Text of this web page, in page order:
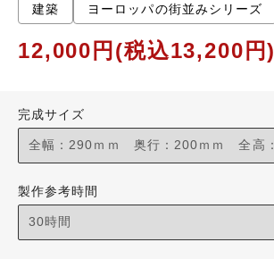
建築 ヨーロッパの街並みシリーズ
12,000円(税込13,200円)
完成サイズ
製作参考時間